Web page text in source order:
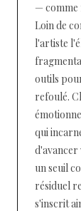
— comme
Loin de
l'artiste
outils
refoulé.
qui
d'avancer
un seuil
résiduel
s'inscrit